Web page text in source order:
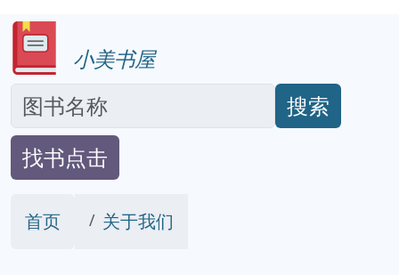
小美书屋
搜索
找书点击
首页 关于我们